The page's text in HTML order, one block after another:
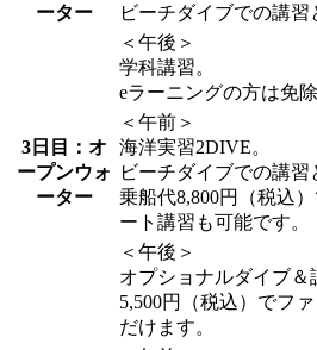
ーター
ビーチダイブでの講習
＜午後＞
学科講習。
eラーニングの方は免
3日目：オ
ープンウォ
ーター
＜午前＞
海洋実習2DIVE。
ビーチダイブでの講習
乗船代8,800円（税込
ート講習も可能です。
＜午後＞
オプショナルダイブ＆
5,500円（税込）でフ
だけます。